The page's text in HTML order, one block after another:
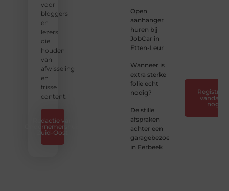
voor
bloggers
en
lezers
die
houden
van
afwisseling
en
frisse
content.
Redactie van
Ondernemershuis
Zuid-Oost
Open
aanhanger
huren bij
JobCar in
Etten-Leur
Wanneer is
extra sterke
folie echt
nodig?
De stille
afspraken
achter een
garagebezoek
in Eerbeek
Registreer
vandaag
nog